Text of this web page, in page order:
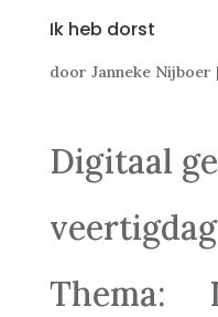
Ik heb dorst
door Janneke Nijboer |
Digitaal
Thema: